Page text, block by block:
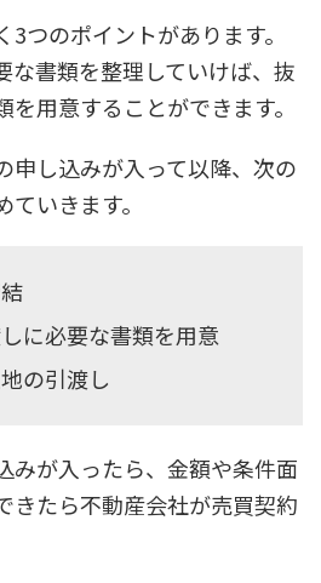
つのポイントがあります。
な書類を整理していけば、抜
用意することができます。
申し込みが入って以降、次の
いきます。
に必要な書類を用意
の引渡し
みが入ったら、金額や条件面
きたら不動産会社が売買契約